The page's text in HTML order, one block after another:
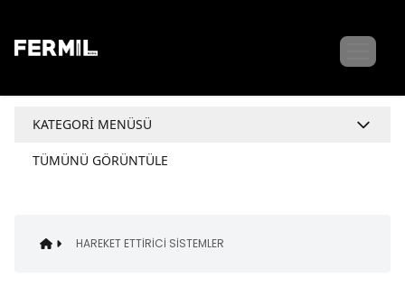
KATEGORI MENÜSÜ
TÜMÜNÜ GÖRÜNTÜLE
KARAVAN KLİMALARI
HAREKET ETTIRICI SISTEMLER